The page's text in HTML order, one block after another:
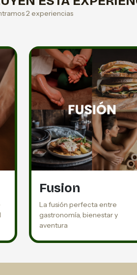
2 experiencias
Fusion
La fusión perfecta entre
gastronomía, bienestar y
aventura